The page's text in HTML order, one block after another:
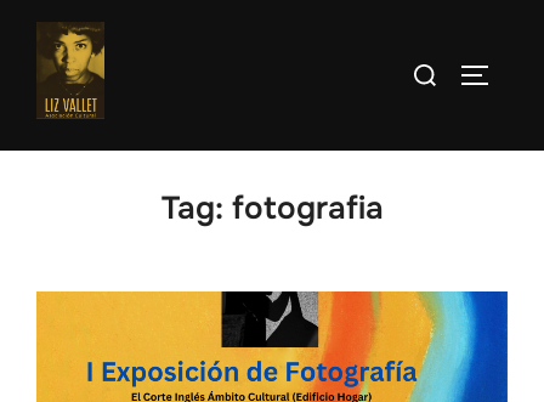
Skip
content
Search
Tag: fotografia